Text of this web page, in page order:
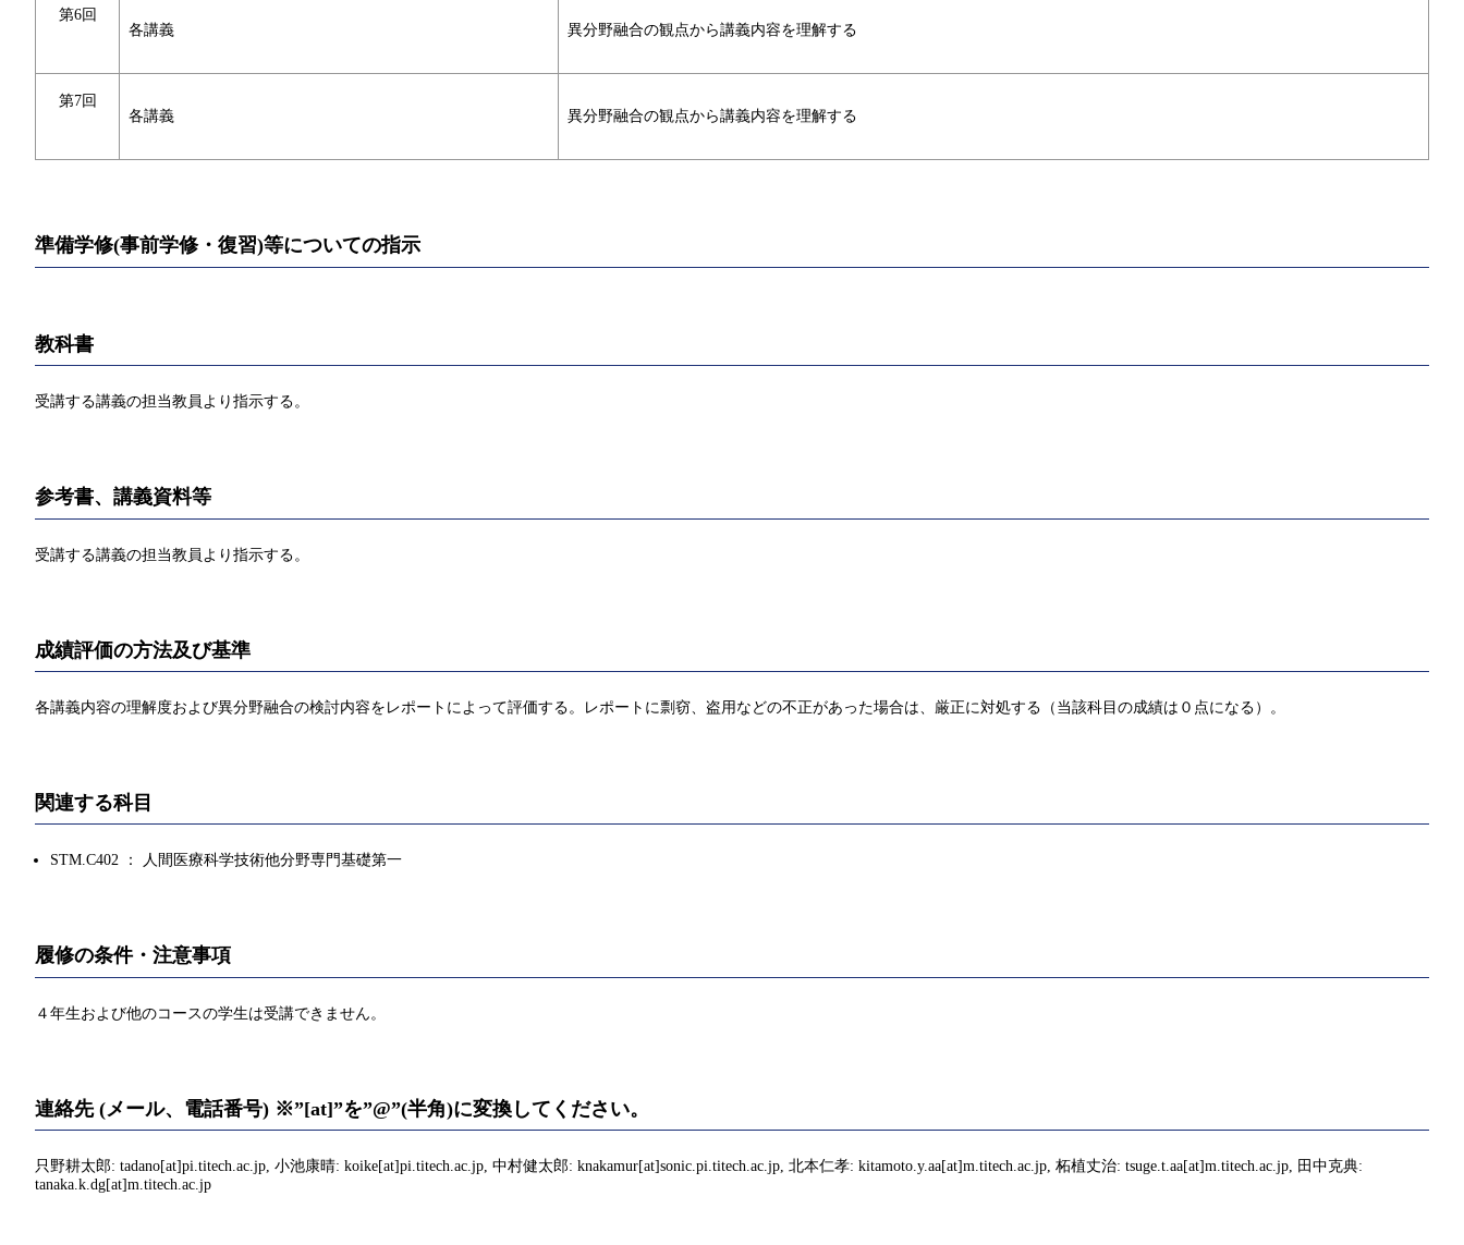
第6回
各講義
異分野融合の観点から講義内容を理解する
第7回
各講義
異分野融合の観点から講義内容を理解する
準備学修(事前学修・復習)等についての指示
教科書
受講する講義の担当教員より指示する。
参考書、講義資料等
受講する講義の担当教員より指示する。
成績評価の方法及び基準
各講義内容の理解度および異分野融合の検討内容をレポートによって評価する。レポートに剽窃、盗用などの不正があった場合は、厳正に対処する（当該科目の成績は０点になる）。
関連する科目
STM.C402 ： 人間医療科学技術他分野専門基礎第一
履修の条件・注意事項
４年生および他のコースの学生は受講できません。
連絡先 (メール、電話番号) ※”[at]”を”@”(半角)に変換してください。
只野耕太郎: tadano[at]pi.titech.ac.jp, 小池康晴: koike[at]pi.titech.ac.jp, 中村健太郎: knakamur[at]sonic.pi.titech.ac.jp, 北本仁孝: kitamoto.y.aa[at]m.titech.ac.jp, 柘植丈治: tsuge.t.aa[at]m.titech.ac.jp, 田中克典:
tanaka.k.dg[at]m.titech.ac.jp